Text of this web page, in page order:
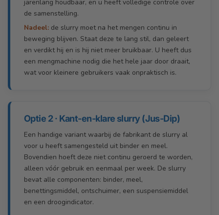
jarenlang houdbaar, en u heeft volledige controle over
de samenstelling.
Nadeel: de slurry moet na het mengen continu in
beweging blijven. Staat deze te lang stil, dan geleert
en verdikt hij en is hij niet meer bruikbaar. U heeft dus
een mengmachine nodig die het hele jaar door draait,
wat voor kleinere gebruikers vaak onpraktisch is.
Optie 2 · Kant-en-klare slurry (Jus-Dip)
Een handige variant waarbij de fabrikant de slurry al
voor u heeft samengesteld uit binder en meel.
Bovendien hoeft deze niet continu geroerd te worden,
alleen vóór gebruik en eenmaal per week. De slurry
bevat alle componenten: binder, meel,
benettingsmiddel, ontschuimer, een suspensiemiddel
en een droogindicator.